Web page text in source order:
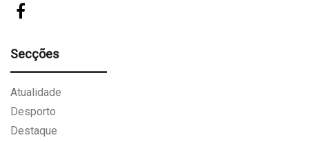
Secções
Atualidade
Desporto
Destaque